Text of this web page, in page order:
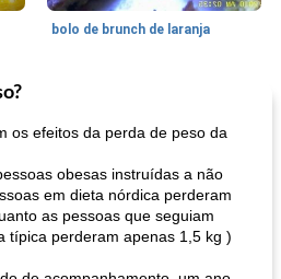
bolo de brunch de laranja
os efeitos da perda de peso da
obesas instruídas a não
em dieta nórdica perderam
as pessoas que seguiam
típica perderam apenas 1,5 kg )